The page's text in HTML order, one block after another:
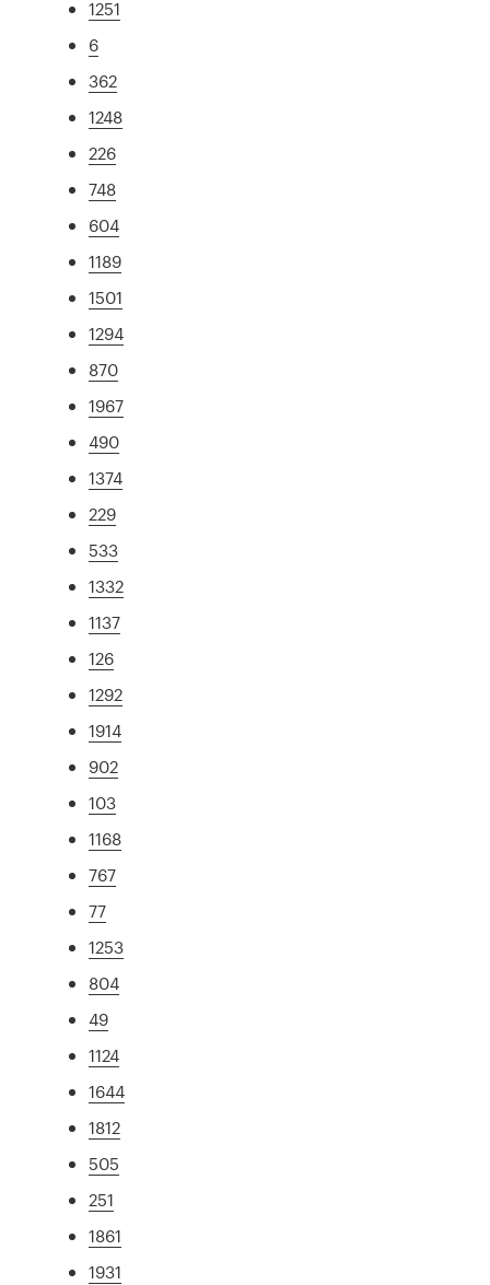
1251
6
362
1248
226
748
604
1189
1501
1294
870
1967
490
1374
229
533
1332
1137
126
1292
1914
902
103
1168
767
77
1253
804
49
1124
1644
1812
505
251
1861
1931